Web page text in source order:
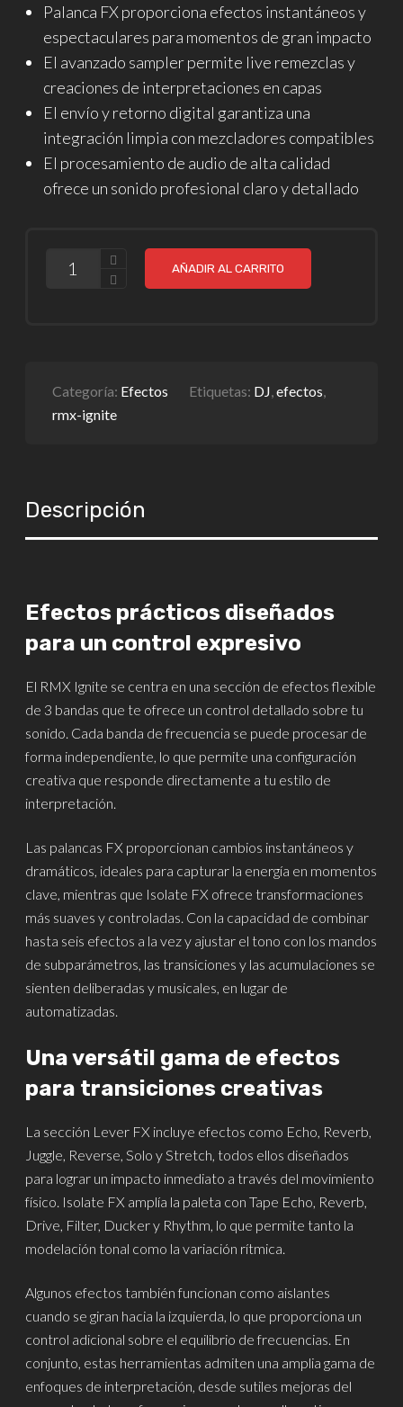
Palanca FX proporciona efectos instantáneos y
espectaculares para momentos de gran impacto
El avanzado sampler permite live remezclas y
creaciones de interpretaciones en capas
El envío y retorno digital garantiza una
integración limpia con mezcladores compatibles
El procesamiento de audio de alta calidad
ofrece un sonido profesional claro y detallado
CANTIDAD
AÑADIR AL CARRITO
Categoría: Efectos Etiquetas: DJ,efectos,
rmx-ignite
Descripción
Efectos prácticos diseñados
para un control expresivo
El RMX Ignite se centra en una sección de efectos flexible
de 3 bandas que te ofrece un control detallado sobre tu
sonido. Cada banda de frecuencia se puede procesar de
forma independiente, lo que permite una configuración
creativa que responde directamente a tu estilo de
interpretación.
Las palancas FX proporcionan cambios instantáneos y
dramáticos, ideales para capturar la energía en momentos
clave, mientras que Isolate FX ofrece transformaciones
más suaves y controladas. Con la capacidad de combinar
hasta seis efectos a la vez y ajustar el tono con los mandos
de subparámetros, las transiciones y las acumulaciones se
sienten deliberadas y musicales, en lugar de
automatizadas.
Una versátil gama de efectos
para transiciones creativas
La sección Lever FX incluye efectos como Echo, Reverb,
Juggle, Reverse, Solo y Stretch, todos ellos diseñados
para lograr un impacto inmediato a través del movimiento
físico. Isolate FX amplía la paleta con Tape Echo, Reverb,
Drive, Filter, Ducker y Rhythm, lo que permite tanto la
modelación tonal como la variación rítmica.
Algunos efectos también funcionan como aislantes
cuando se giran hacia la izquierda, lo que proporciona un
control adicional sobre el equilibrio de frecuencias. En
conjunto, estas herramientas admiten una amplia gama de
enfoques de interpretación, desde sutiles mejoras del